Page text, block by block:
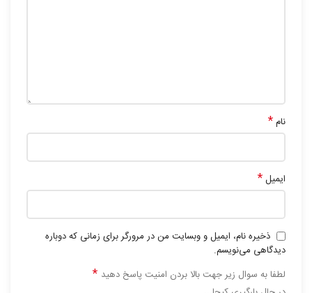
نام*
ایمیل*
ذخیره نام، ایمیل و وبسایت من در مرورگر برای زمانی که دوباره
دیدگاهی می‌نویسم.
لطفا به سوال زیر جهت بالا بردن امنیت پاسخ دهید *